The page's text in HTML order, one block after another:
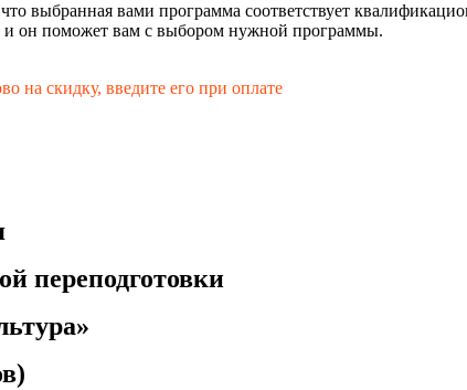
выбранная вами программа соответствует
и он поможет вам с выбором нужной программы.
на скидку, введите его при оплате
переподготовки